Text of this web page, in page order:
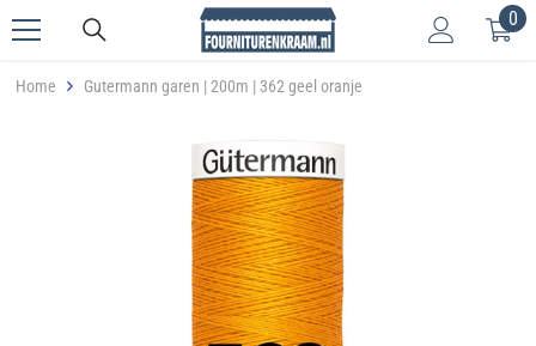
0
0
Home Gutermann garen | 200m | 362 geel oranje